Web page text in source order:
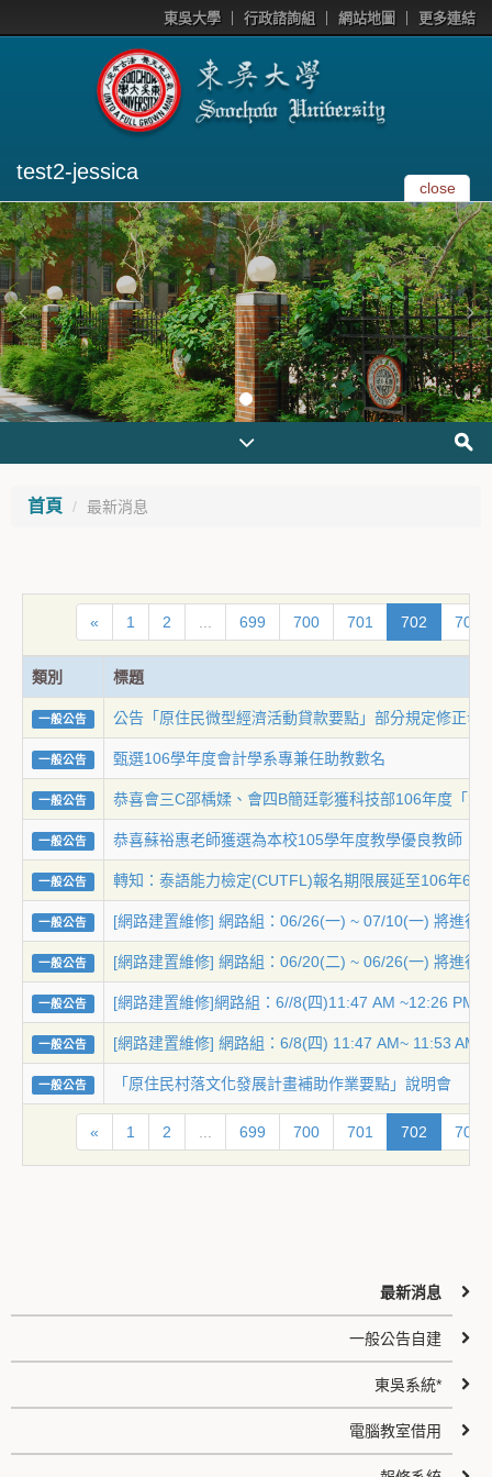
東吳大學 行政諮詢組 網站地圖 更多連結
test2-jessica
close
首頁 最新消息
« 1 2 699 700 701 702 703
類別 標題
一般公告 公告「原住民微型經濟活動貸款要點」部分規定修正發
一般公告 甄選106學年度會計學系專兼任助教數名
一般公告 恭喜會三C邵楀媃、會四B簡廷彰獲科技部106年度「大
一般公告 恭喜蘇裕惠老師獲選為本校105學年度教學優良教師
一般公告 轉知：泰語能力檢定(CUTFL)報名期限展延至106年6月
一般公告 [網路建置維修] 網路組：06/26(一) ~ 07/10(一) 將進行
一般公告 [網路建置維修] 網路組：06/20(二) ~ 06/26(一) 將進行
一般公告 [網路建置維修]網路組：6//8(四)11:47 AM ~12:26 PM
一般公告 [網路建置維修] 網路組：6/8(四) 11:47 AM~ 11:53 AM
一般公告 「原住民村落文化發展計畫補助作業要點」說明會
« 1 2 699 700 701 702 703
最新消息
一般公告自建
東吳系統*
電腦教室借用